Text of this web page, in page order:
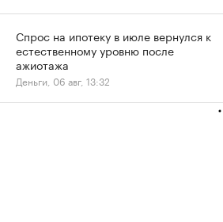
Спрос на ипотеку в июле вернулся к
естественному уровню после
ажиотажа
Деньги, 06 авг, 13:32